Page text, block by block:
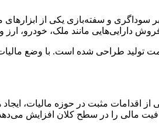
بر سوداگری و سفته‌بازی یکی از
دارایی‌هایی مانند ملک، خودرو،
سمت تولید طراحی شده است. با وضع
اقدامات مثبت در حوزه مالیات،
مالی را در سطح کلان افزایش